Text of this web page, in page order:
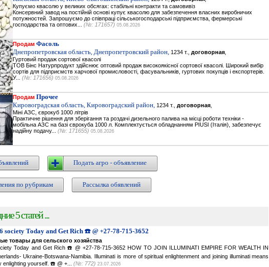
Купуємо квасолю у великих обсягах: стабільні контракти та самовивіз
Консервний завод на постійній основі купує квасолю для забезпечення власних виробничих
потужностей. Запрошуємо до співпраці сільськогосподарські підприємства, фермерські
господарства та оптових... (№: 171657) 05.08.2026
Продам Фасоль
Днепропетровская область, Днепропетровский район, 1234 т., договорная
Гуртовий продаж сортової квасолі
ТОВ Бінс Натурпродукт здійснює оптовий продаж високоякісної сортової квасолі. Широкий вибір
сортів для підприємств харчової промисловості, фасувальників, гуртових покупців і експортерів.
У... (№: 171656) 05.08.2026
Продам Прочее
Кировоградская область, Кировоградский район, 1234 т., договорная
Міні АЗС, єврокуб 1000 літрів
Практичне рішення для зберігання та роздачі дизельного палива на місці роботи техніки -
мобільна АЗС на базі єврокуба 1000 л. Комплектується обладнанням PIUSI (Італія), забезпечує
надійну подачу... (№: 171655) 05.08.2026
Подать агро - объявление
по рубрикам Рассылка обявлений
5 статей ...
Today and Get Rich ☎️ @ +27-78-715-3652
товары для сельского хозяйства
Today and Get Rich ☎️ @ +27-78-715-3652 HOW TO JOIN ILLUMINATI EMPIRE FOR WEALTH IN
Ukraine-Botswana-Namibia. Illuminati is more of spiritual enlightenment and joining illuminati means
enlighting yourself. ☎️ @ +... (№: 772) 23.07.2026